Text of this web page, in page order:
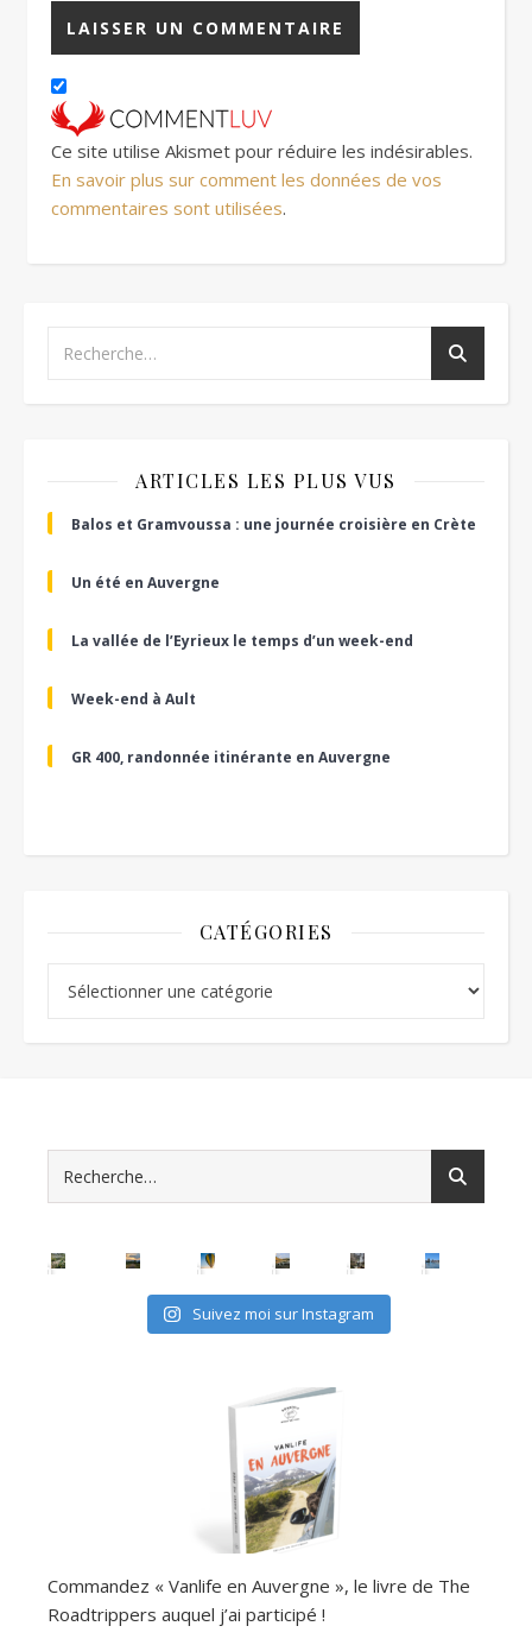
Ce site utilise Akismet pour réduire les indésirables.
En savoir plus sur comment les données de vos
commentaires sont utilisées.
ARTICLES LES PLUS VUS
Balos et Gramvoussa : une journée croisière en Crète
Un été en Auvergne
La vallée de l’Eyrieux le temps d’un week-end
Week-end à Ault
GR 400, randonnée itinérante en Auvergne
CATÉGORIES
Suivez moi sur Instagram
Commandez « Vanlife en Auvergne », le livre de The
Roadtrippers auquel j’ai participé !